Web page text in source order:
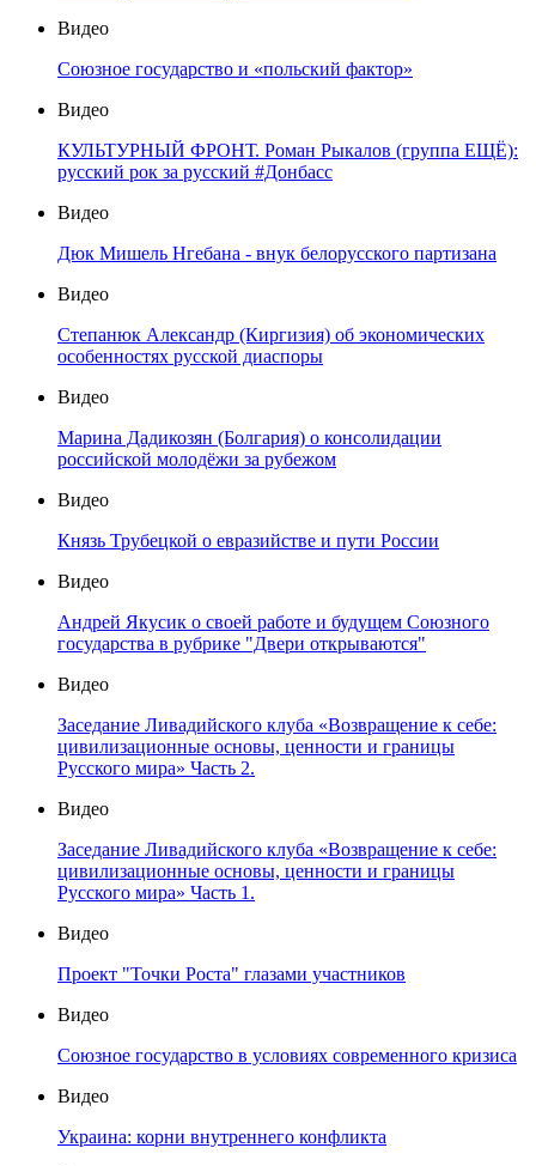
Видео
Союзное государство и «польский фактор»
Видео
КУЛЬТУРНЫЙ ФРОНТ. Роман Рыкалов (группа ЕЩЁ):
русский рок за русский #Донбасс
Видео
Дюк Мишель Нгебана - внук белорусского партизана
Видео
Степанюк Александр (Киргизия) об экономических
особенностях русской диаспоры
Видео
Марина Дадикозян (Болгария) о консолидации
российской молодёжи за рубежом
Видео
Князь Трубецкой о евразийстве и пути России
Видео
Андрей Якусик о своей работе и будущем Союзного
государства в рубрике "Двери открываются"
Видео
Заседание Ливадийского клуба «Возвращение к себе:
цивилизационные основы, ценности и границы
Русского мира» Часть 2.
Видео
Заседание Ливадийского клуба «Возвращение к себе:
цивилизационные основы, ценности и границы
Русского мира» Часть 1.
Видео
Проект "Точки Роста" глазами участников
Видео
Союзное государство в условиях современного кризиса
Видео
Украина: корни внутреннего конфликта